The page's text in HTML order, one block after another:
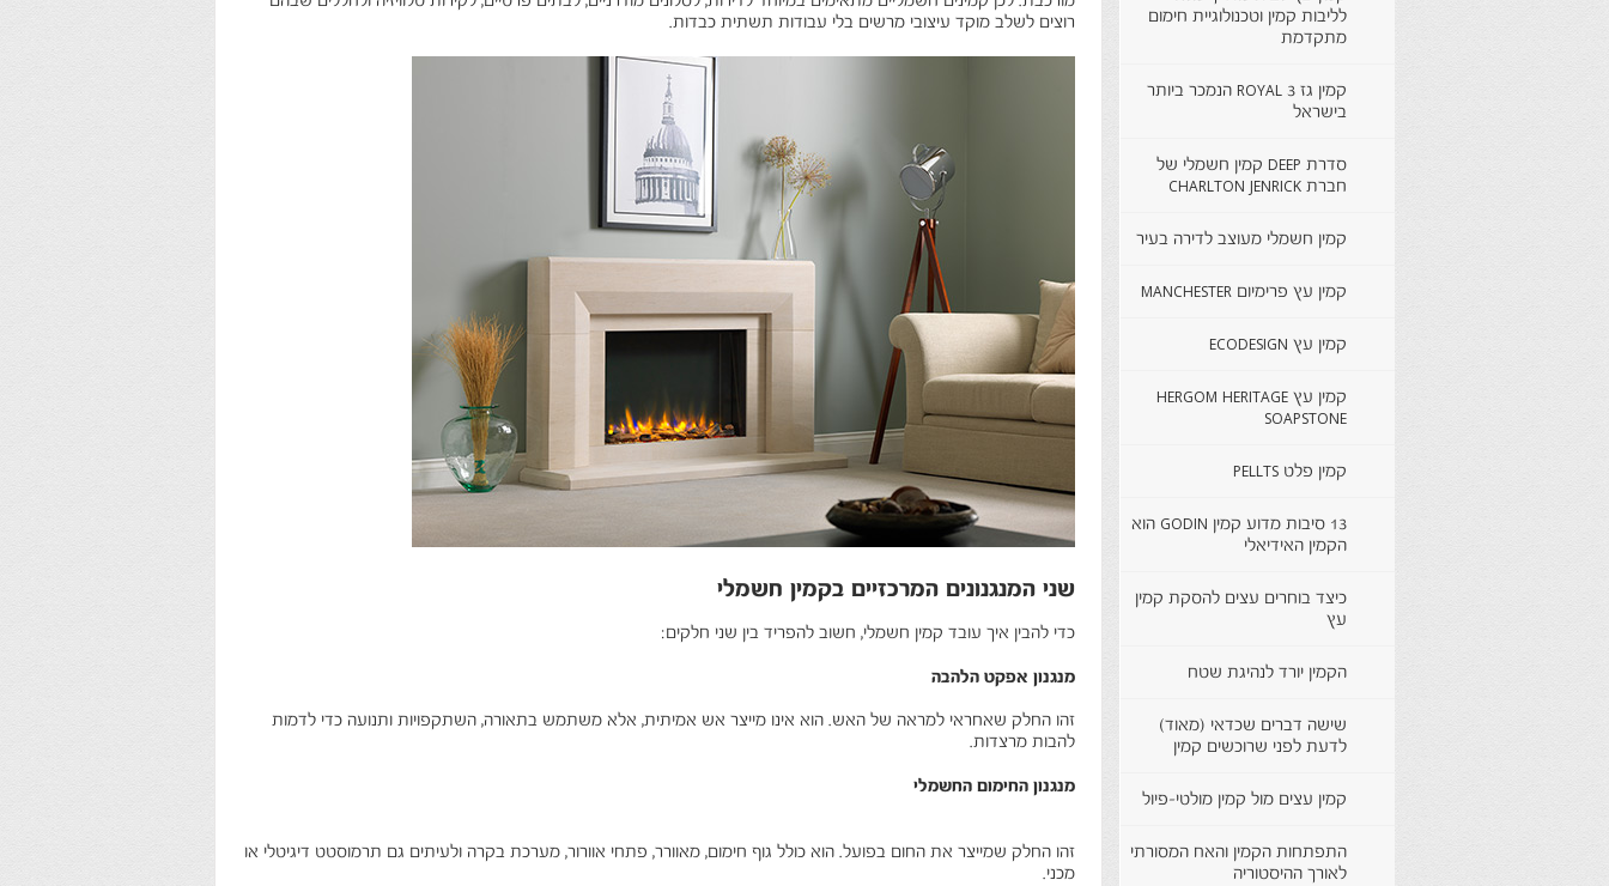
רוצים לשלב מוקד עיצובי מרשים בלי עבודות תשתית כבדות.
שני המנגנונים המרכזיים בקמין חשמלי
כדי להבין איך עובד קמין חשמלי, חשוב להפריד בין שני חלקים:
מנגנון אפקט הלהבה
זהו החלק שאחראי למראה של האש. הוא אינו מייצר אש אמיתית, אלא משתמש בתאורה, השתקפויות ותנועה כדי לדמות
להבות מרצדות.
מנגנון החימום החשמלי
זהו החלק שמייצר את החום בפועל. הוא כולל גוף חימום, מאוורר, פתחי אוורור, מערכת בקרה ולעיתים גם תרמוסטט דיגיטלי או
מכני.
לליבות קמין וטכנולוגיית חימום
מתקדמת
קמין גז ROYAL 3 הנמכר ביותר
בישראל
סדרת DEEP קמין חשמלי של
חברת CHARLTON JENRICK
קמין חשמלי מעוצב לדירה בעיר
קמין עץ פרימיום MANCHESTER
קמין עץ ECODESIGN
קמין עץ HERGOM HERITAGE
SOAPSTONE
קמין פלט PELLTS
13 סיבות מדוע קמין GODIN הוא
הקמין האידיאלי
כיצד בוחרים עצים להסקת קמין
עץ
הקמין יורד לנהיגת שטח
שישה דברים שכדאי (מאוד)
לדעת לפני שרוכשים קמין
קמין עצים מול קמין מולטי-פיול
התפתחות הקמין והאח המסורתי
לאורך ההיסטוריה